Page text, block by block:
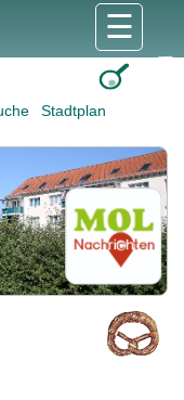
Stadtplan
☰